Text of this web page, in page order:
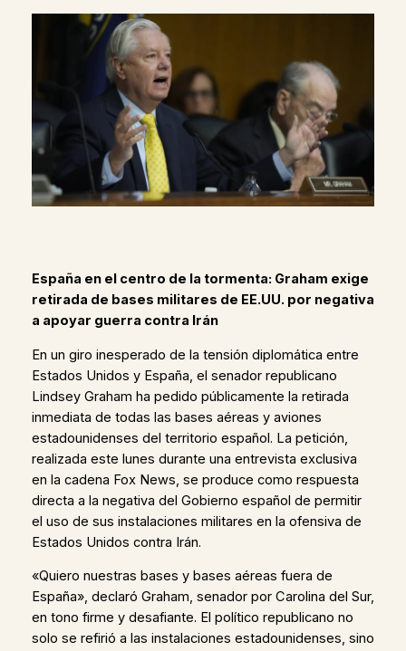
España en el centro de la tormenta: Graham exige
retirada de bases militares de EE.UU. por negativa
a apoyar guerra contra Irán
En un giro inesperado de la tensión diplomática entre
Estados Unidos y España, el senador republicano
Lindsey Graham ha pedido públicamente la retirada
inmediata de todas las bases aéreas y aviones
estadounidenses del territorio español. La petición,
realizada este lunes durante una entrevista exclusiva
en la cadena Fox News, se produce como respuesta
directa a la negativa del Gobierno español de permitir
el uso de sus instalaciones militares en la ofensiva de
Estados Unidos contra Irán.
«Quiero nuestras bases y bases aéreas fuera de
España», declaró Graham, senador por Carolina del Sur,
en tono firme y desafiante. El político republicano no
solo se refirió a las instalaciones estadounidenses, sino